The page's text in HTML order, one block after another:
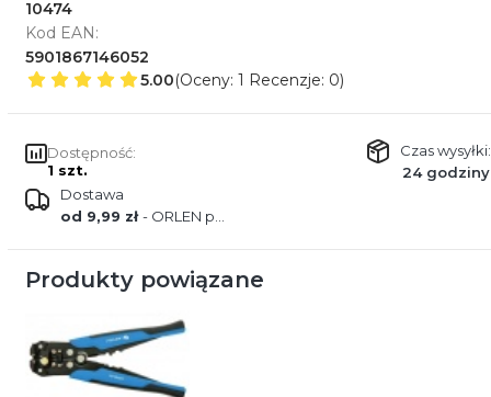
10474
Kod EAN:
5901867146052
5.00(Oceny: 1 Recenzje: 0)
Dostępność:
1 szt.
Czas wysyłki:
24 godziny
Dostawa
od 9,99 zł- ORLEN paczka
Produkty powiązane